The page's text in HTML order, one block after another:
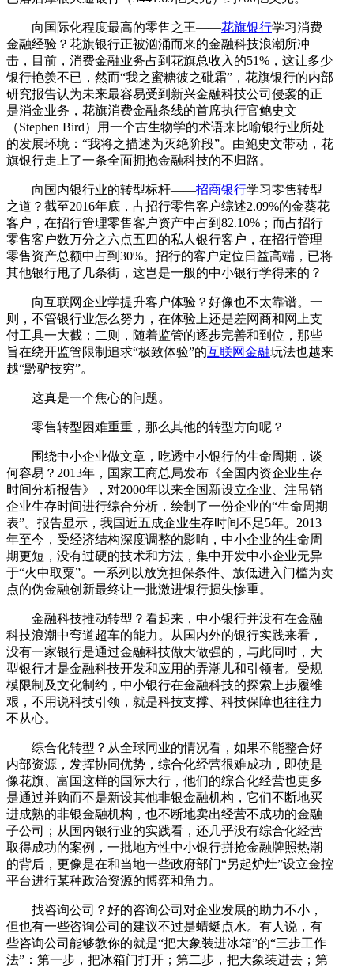
向国际化程度最高的零售之王——花旗银行学习消费
金融经验？花旗银行正被汹涌而来的金融科技浪潮所冲
击，目前，消费金融业务占到花旗总收入的51%，这让多少
银行艳羡不已，然而“我之蜜糖彼之砒霜”，花旗银行的内部
研究报告认为未来最容易受到新兴金融科技公司侵袭的正
是消金业务，花旗消费金融条线的首席执行官鲍史文
（Stephen Bird）用一个古生物学的术语来比喻银行业所处
的发展环境：“我将之描述为灭绝阶段”。由鲍史文带动，花
旗银行走上了一条全面拥抱金融科技的不归路。
向国内银行业的转型标杆——招商银行学习零售转型
之道？截至2016年底，占招行零售客户综述2.09%的金葵花
客户，在招行管理零售客户资产中占到82.10%；而占招行
零售客户数万分之六点五四的私人银行客户，在招行管理
零售资产总额中占到30%。招行的客户定位日益高端，已将
其他银行甩了几条街，这岂是一般的中小银行学得来的？
向互联网企业学提升客户体验？好像也不太靠谱。一
则，不管银行业怎么努力，在体验上还是差网商和网上支
付工具一大截；二则，随着监管的逐步完善和到位，那些
旨在绕开监管限制追求“极致体验”的互联网金融玩法也越来
越“黔驴技穷”。
这真是一个焦心的问题。
零售转型困难重重，那么其他的转型方向呢？
围绕中小企业做文章，吃透中小银行的生命周期，谈
何容易？2013年，国家工商总局发布《全国内资企业生存
时间分析报告》，对2000年以来全国新设立企业、注吊销
企业生存时间进行综合分析，绘制了一份企业的“生命周期
表”。报告显示，我国近五成企业生存时间不足5年。2013
年至今，受经济结构深度调整的影响，中小企业的生命周
期更短，没有过硬的技术和方法，集中开发中小企业无异
于“火中取粟”。一系列以放宽担保条件、放低进入门槛为卖
点的伪金融创新最终让一批激进银行损失惨重。
金融科技推动转型？看起来，中小银行并没有在金融
科技浪潮中弯道超车的能力。从国内外的银行实践来看，
没有一家银行是通过金融科技做大做强的，与此同时，大
型银行才是金融科技开发和应用的弄潮儿和引领者。受规
模限制及文化制约，中小银行在金融科技的探索上步履维
艰，不用说科技引领，就是科技支撑、科技保障也往往力
不从心。
综合化转型？从全球同业的情况看，如果不能整合好
内部资源，发挥协同优势，综合化经营很难成功，即使是
像花旗、富国这样的国际大行，他们的综合化经营也更多
是通过并购而不是新设其他非银金融机构，它们不断地买
进成熟的非银金融机构，也不断地卖出经营不成功的金融
子公司；从国内银行业的实践看，还几乎没有综合化经营
取得成功的案例，一批地方性中小银行拼抢金融牌照热潮
的背后，更像是在和当地一些政府部门“另起炉灶”设立金控
平台进行某种政治资源的博弈和角力。
找咨询公司？好的咨询公司对企业发展的助力不小，
但也有一些咨询公司的建议不过是蜻蜓点水。有人说，有
些咨询公司能够教你的就是“把大象装进冰箱”的“三步工作
法”：第一步，把冰箱门打开；第二步，把大象装进去；第